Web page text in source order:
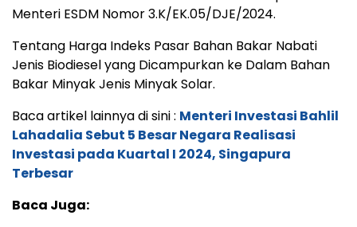
Menteri ESDM Nomor 3.K/EK.05/DJE/2024.
Tentang Harga Indeks Pasar Bahan Bakar Nabati
Jenis Biodiesel yang Dicampurkan ke Dalam Bahan
Bakar Minyak Jenis Minyak Solar.
Baca artikel lainnya di sini : Menteri Investasi Bahlil
Lahadalia Sebut 5 Besar Negara Realisasi
Investasi pada Kuartal I 2024, Singapura
Terbesar
Baca Juga: